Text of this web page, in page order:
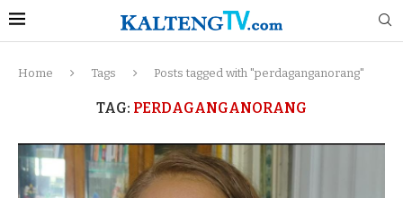
Home Tags Posts tagged with "perdaganganorang"
TAG: PERDAGANGANORANG